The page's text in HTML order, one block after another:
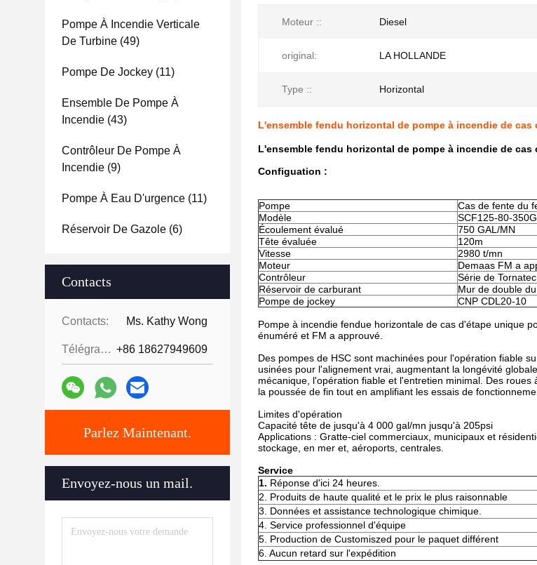
Pompe À Incendie Verticale
De Turbine (49)
Pompe De Jockey (11)
Ensemble De Pompe À
Incendie (43)
Contrôleur De Pompe À
Incendie (9)
Pompe À Eau D'urgence (11)
Réservoir De Gazole (6)
Contacts
Contacts: Ms. Kathy Wong
Télégramme: +86 18627949609
Parlez Maintenant.
Envoyez-nous un mail.
Moteur :: Diesel
original: LA HOLLANDE
Type :: Horizontal
L'ensemble fendu horizontal de pompe à incendie de
L'ensemble fendu horizontal de pompe à incendie de
Configuation :
Pompe
Cas de fente du
Modèle
SCF125-80-350G
Écoulement évalué
750 GAL/MN
Tête évaluée
120m
Vitesse
2980 t/mn
Moteur
Demaas FM a
Contrôleur
Série de
Réservoir de carburant
Mur de double
Pompe de jockey
CNP CDL20-10
Pompe à incendie fendue horizontale de cas d'étape unique
énuméré et FM a approuvé.
Des pompes de HSC sont machinées pour l'opération fiable
usinées pour l'alignement vrai, augmentant la longévité
mécanique, l'opération fiable et l'entretien minimal. Des
la poussée de fin tout en amplifiant les essais de
Limites d'opération
Capacité tête de jusqu'à 4 000 gal/mn jusqu'à 205psi
Applications : Gratte-ciel commerciaux, municipaux et
stockage, en mer et, aéroports, centrales.
Service
1. Réponse d'ici 24 heures.
2. Produits de haute qualité et le prix le plus raisonnable
3. Données et assistance technologique chimique.
4. Service professionnel d'équipe
5. Production de Customiszed pour le paquet différent
6. Aucun retard sur l'expédition